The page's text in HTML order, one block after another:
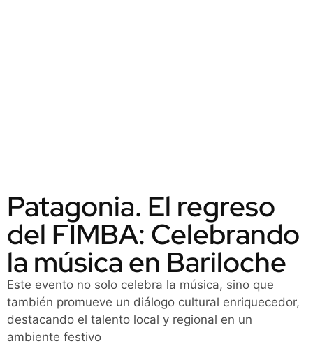
Patagonia. El regreso
del FIMBA: Celebrando
la música en Bariloche
Este evento no solo celebra la música, sino que
también promueve un diálogo cultural enriquecedor,
destacando el talento local y regional en un
ambiente festivo